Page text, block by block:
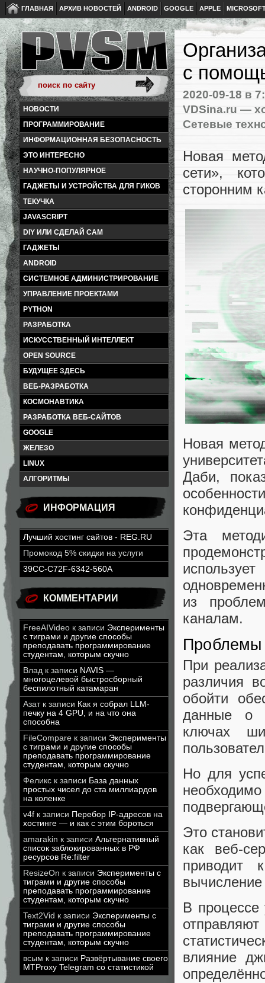
ГЛАВНАЯ АРХИВ НОВОСТЕЙ ANDROID GOOGLE APPLE
НОВОСТИ
ПРОГРАММИРОВАНИЕ
ИНФОРМАЦИОННАЯ БЕЗОПАСНОСТЬ
ЭТО ИНТЕРЕСНО
НАУЧНО-ПОПУЛЯРНОЕ
ГАДЖЕТЫ И УСТРОЙСТВА ДЛЯ ГИКОВ
ТЕКУЧКА
JAVASCRIPT
DIY ИЛИ СДЕЛАЙ САМ
ГАДЖЕТЫ
ANDROID
СИСТЕМНОЕ АДМИНИСТРИРОВАНИЕ
УПРАВЛЕНИЕ ПРОЕКТАМИ
PYTHON
РАЗРАБОТКА
ИСКУССТВЕННЫЙ ИНТЕЛЛЕКТ
OPEN SOURCE
БУДУЩЕЕ ЗДЕСЬ
ВЕБ-РАЗРАБОТКА
КОСМОНАВТИКА
РАЗРАБОТКА ВЕБ-САЙТОВ
GOOGLE
ЖЕЛЕЗО
LINUX
АЛГОРИТМЫ
ИНФОРМАЦИЯ
Лучший хостинг сайтов - REG.RU
Промокод 5% скидки на услуги
39CC-C72F-6342-560A
КОММЕНТАРИИ
FreeAIVideo к записи Эксперименты
с тиграми и другие способы
преподавать программирование
студентам, которым скучно
Влад к записи NAVIS —
многоцелевой быстросборный
беспилотный катамаран
Азатк записи Как я собрал LLM-
печку на 4 GPU, и на что она
способна
FileCompare к записи Эксперименты
с тиграми и другие способы
преподавать программирование
студентам, которым скучно
Феликс к записи База данных
простых чисел до ста миллиардов
на коленке
v4f к записи Перебор IP-адресов на
хостинге — и как с этим бороться
amarakin к записи Альтернативный
список заблокированных в РФ
ресурсов Re:filter
ResizeOn к записи Эксперименты с
тиграми и другие способы
преподавать программирование
студентам, которым скучно
Text2Vid к записи Эксперименты с
тиграми и другие способы
преподавать программирование
студентам, которым скучно
всым к записи Развёртывание своего
MTProxy Telegram со статистикой
с
2020-09-18 в
VDSina.ru —
Сетевые
Новая
сети»,
сторонним
Новая
Даби,
Эта
из
каналам.
Проблемы
При
различия
обойти
данные о
ключах
Но для
Это
как веб-
приводит
В
влияние